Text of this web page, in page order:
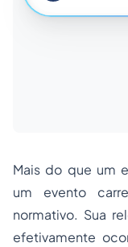
Mais do que um
um evento
normativo. Sua
efetivamente